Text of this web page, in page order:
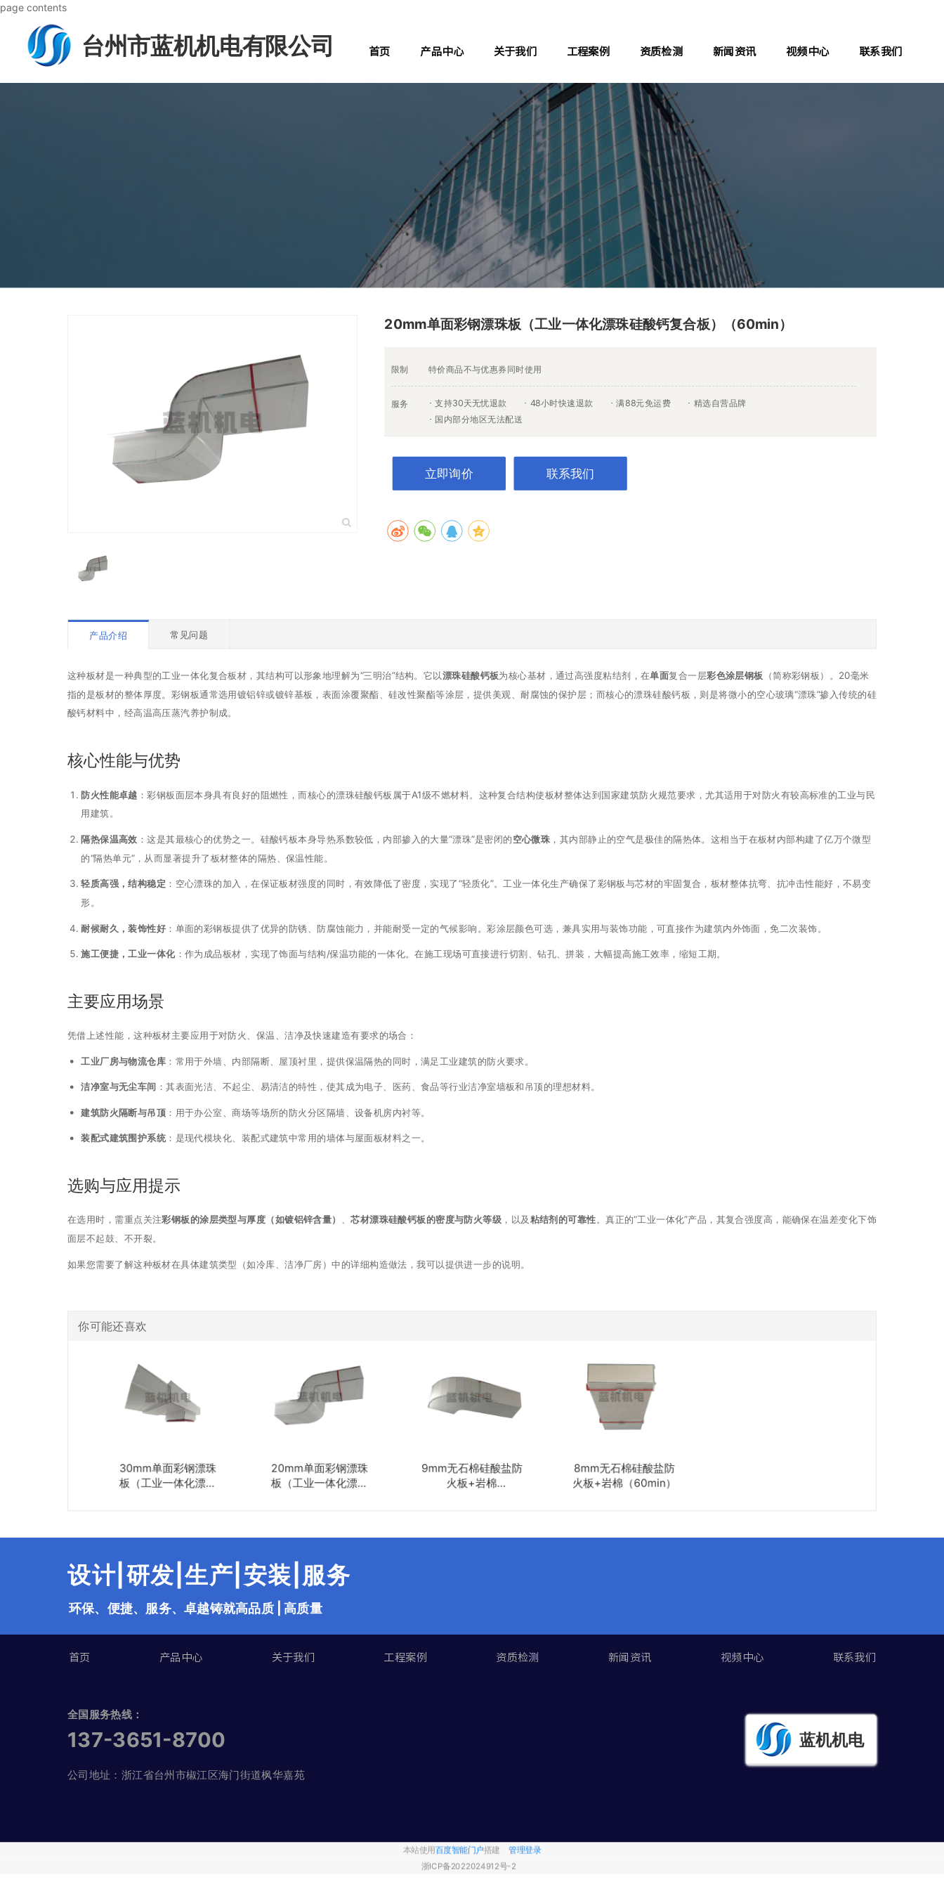
page contents
首页 产品中心 关于我们 工程案例 资质检测 新闻资讯 视频中心 联系我们
台州市蓝机机电有限公司
20mm单面彩钢漂珠板（工业一体化漂珠硅酸钙复合板）（60min）
限制 特价商品不与优惠券同时使用
服务 支持30天无忧退款 48小时快速退款 满88元免运费
精选自营品牌
国内部分地区无法配送
立即询价 联系我们
产品介绍 常见问题
这种板材是一种典型的工业一体化复合板材，其结构可以形象地理解为“三明治”结构。它以漂珠硅酸钙板为核心基材，通过高强度粘结剂，在单面复合一层彩色涂层钢板
（简称彩钢板）。20毫米
指的是板材的整体厚度。彩钢板通常选用镀铝锌或镀锌基板，表面涂覆聚酯、硅改性聚酯等涂层，提供美观、耐腐蚀的保护层；而核心的漂珠硅酸钙板，则是将微小的空心玻璃“漂珠”掺入传统的硅
酸钙材料中，经高温高压蒸汽养护制成。
核心性能与优势
防火性能卓越 ：彩钢板面层本身具有良好的阻燃性，而核心的漂珠硅酸钙板属于A1级不燃材料。这种复合结构使板材整体达到国家建筑防火规范要求，尤其适用于对防火有较高标准的工业与民
用建筑。
隔热保温高效 ：这是其最核心的优势之一。硅酸钙板本身导热系数较低，内部掺入的大量“漂珠”是密闭的空心微珠 ，其内部静止的空气是极佳的隔热体。这相当于在板材内部构建了亿万个微型
的“隔热单元”，从而显著提升了板材整体的隔热、保温性能。
轻质高强，结构稳定 ：空心漂珠的加入，在保证板材强度的同时，有效降低了密度，实现了“轻质化”。工业一体化生产确保了彩钢板与芯材的牢固复合，板材整体抗弯、抗冲击性能好，不易变
形。
耐候耐久，装饰性好 ：单面的彩钢板提供了优异的防锈、防腐蚀能力，并能耐受一定的气候影响。彩涂层颜色可选，兼具实用与装饰功能，可直接作为建筑内外饰面，免二次装饰。
施工便捷，工业一体化：作为成品板材，实现了饰面与结构/保温功能的一体化。在施工现场可直接进行切割、钻孔、拼装，大幅提高施工效率，缩短工期。
主要应用场景
凭借上述性能，这种板材主要应用于对防火、保温、洁净及快速建造有要求的场合：
工业厂房与物流仓库 ：常用于外墙、内部隔断、屋顶衬里，提供保温隔热的同时，满足工业建筑的防火要求。
洁净室与无尘车间 ：其表面光洁、不起尘、易清洁的特性，使其成为电子、医药、食品等行业洁净室墙板和吊顶的理想材料。
建筑防火隔断与吊顶 ：用于办公室、商场等场所的防火分区隔墙、设备机房内衬等。
装配式建筑围护系统：是现代模块化、装配式建筑中常用的墙体与屋面板材料之一。
选购与应用提示
在选用时，需重点关注彩钢板的涂层类型与厚度（如镀铝锌含量） 、芯材漂珠硅酸钙板的密度与防火等级 ，以及粘结剂的可靠性。真正的“工业一体化”产品，其复合强度高，能确保在温差变化下饰
面层不起鼓、不开裂。
如果您需要了解这种板材在具体建筑类型（如冷库、洁净厂房）中的详细构造做法，我可以提供进一步的说明。
你可能还喜欢
30mm单面彩钢漂珠
板（工业一体化漂珠
20mm单面彩钢漂珠
板（工业一体化漂珠
9mm无石棉硅酸盐防
火板+岩棉
8mm无石棉硅酸盐防
火板+岩棉（60min）
全国服务热线：
公司地址：浙江省台州市椒江区海门街道枫华嘉苑
137-3651-8700 蓝机机电
环保、便捷、服务、卓越铸就高品质 | 高质量
设计|研发|生产|安装|服务
首页 产品中心 关于我们 工程案例 资质检测 新闻资讯 视频中心 联系我们
本站使用百度智能门户搭建
管理登录
浙ICP备2022024912号-2